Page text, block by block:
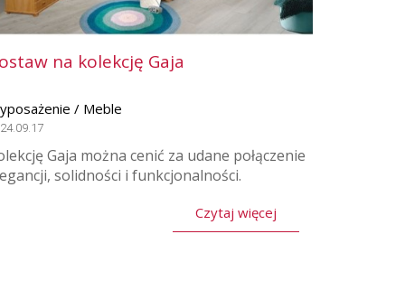
na kolekcję Gaja
/ Meble
Gaja można cenić za udane połączenie
solidności i funkcjonalności.
Czytaj więcej